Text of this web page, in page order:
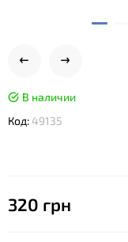
В наличии
Код:49135
320 грн